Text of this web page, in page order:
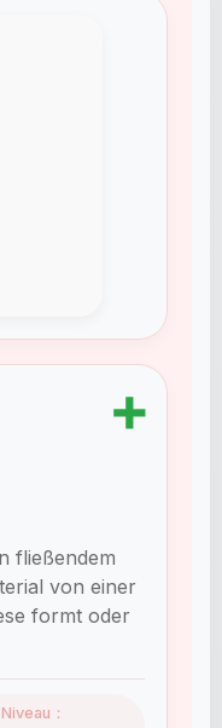
➕
fließendem
von einer
formt oder
Niveau：